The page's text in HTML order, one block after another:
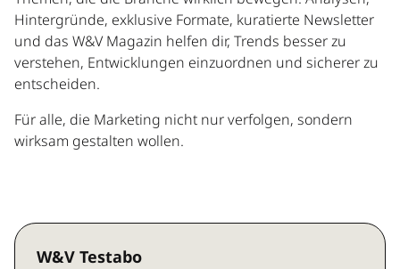
Hintergründe, exklusive Formate, kuratierte Newsletter
und das W&V Magazin helfen dir, Trends besser zu
verstehen, Entwicklungen einzuordnen und sicherer zu
entscheiden.
Für alle, die Marketing nicht nur verfolgen, sondern
wirksam gestalten wollen.
W&V Testabo